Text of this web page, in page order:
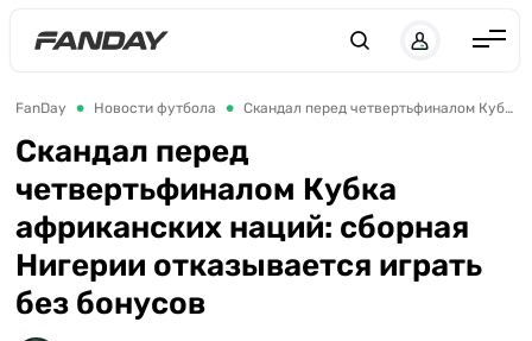
Германия
Италия
Франция
FanDay Новости футбола Скандал перед четвертьфиналом Кубка африканских наций: сборная Нигерии отказывается играть без бонусов
Скандал перед
четвертьфиналом Кубка
африканских наций: сборная
Нигерии отказывается играть
без бонусов